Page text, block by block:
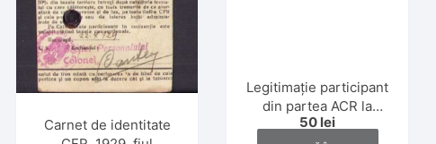
Carnet de identitate
Legitimație participant
din partea ACR la
Campionatul
50 lei